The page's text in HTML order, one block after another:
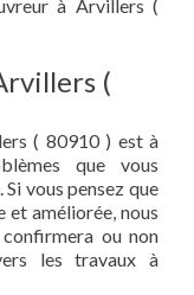
à Arvillers (
(
( 80910 ) est à
que vous
vous pensez que
et améliorée, nous
ou non
les travaux à